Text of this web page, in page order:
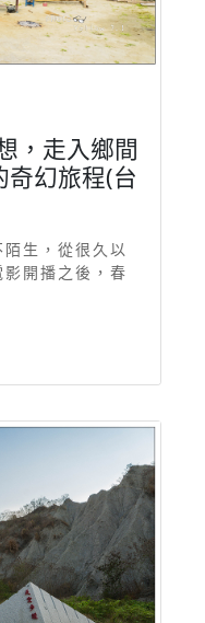
，走入鄉間
奇幻旅程(台
生，從很久以
開播之後，春